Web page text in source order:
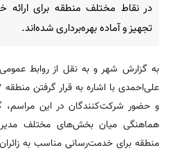
در نقاط مختلف منطقه برای ارائه
تجهیز و آماده بهره‌برداری شده‌اند.
و حضور شرکت‌کنندگان در این مراسم،
هماهنگی میان بخش‌های مختلف
منطقه برای خدمت‌رسانی مناسب به